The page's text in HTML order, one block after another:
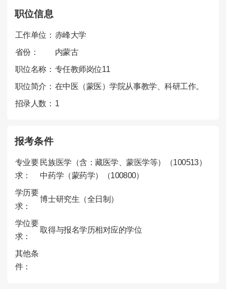
职位信息
工作单位： 赤峰大学
省份：
内蒙古
职位名称： 专任教师岗位11
职位简介： 在中医（蒙医）学院从事教学、科研工作。
招录人数： 1
报考条件
专业要
求：
民族医学（含：藏医学、蒙医学等）（100513）
中药学（蒙药学）（100800）
学历要
求：
博士研究生（全日制）
学位要
求：
取得与报名学历相对应的学位
其他条
件：